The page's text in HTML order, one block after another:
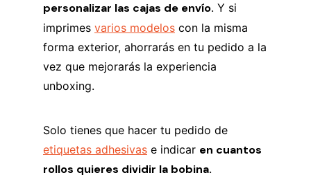
personalizar las cajas de envío. Y si
imprimes varios modelos con la misma
forma exterior, ahorrarás en tu pedido a la
vez que mejorarás la experiencia
unboxing.
Solo tienes que hacer tu pedido de
etiquetas adhesivas e indicar en cuantos
rollos quieres dividir la bobina.